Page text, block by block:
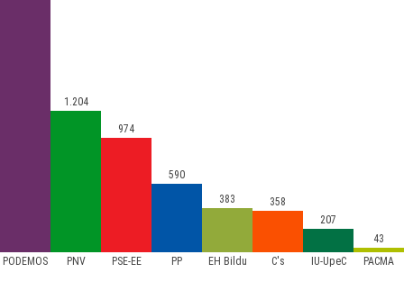
PODEMOS PNV PSE-EE PP EH Bildu C's IU-UpeC PACMA
1.204
974
590
383
358
207
43